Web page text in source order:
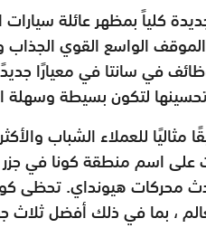
كلياً بمظهر عائلة
الواسع القوي الجذاب
في سانتا في معيارًا
لتكون بسيطة وسهلة
مثاليًا للعملاء الشباب
اسم منطقة كونا في جزر
، وأحدث محركات هيونداي.
، بما في ذلك أفضل ثلاث